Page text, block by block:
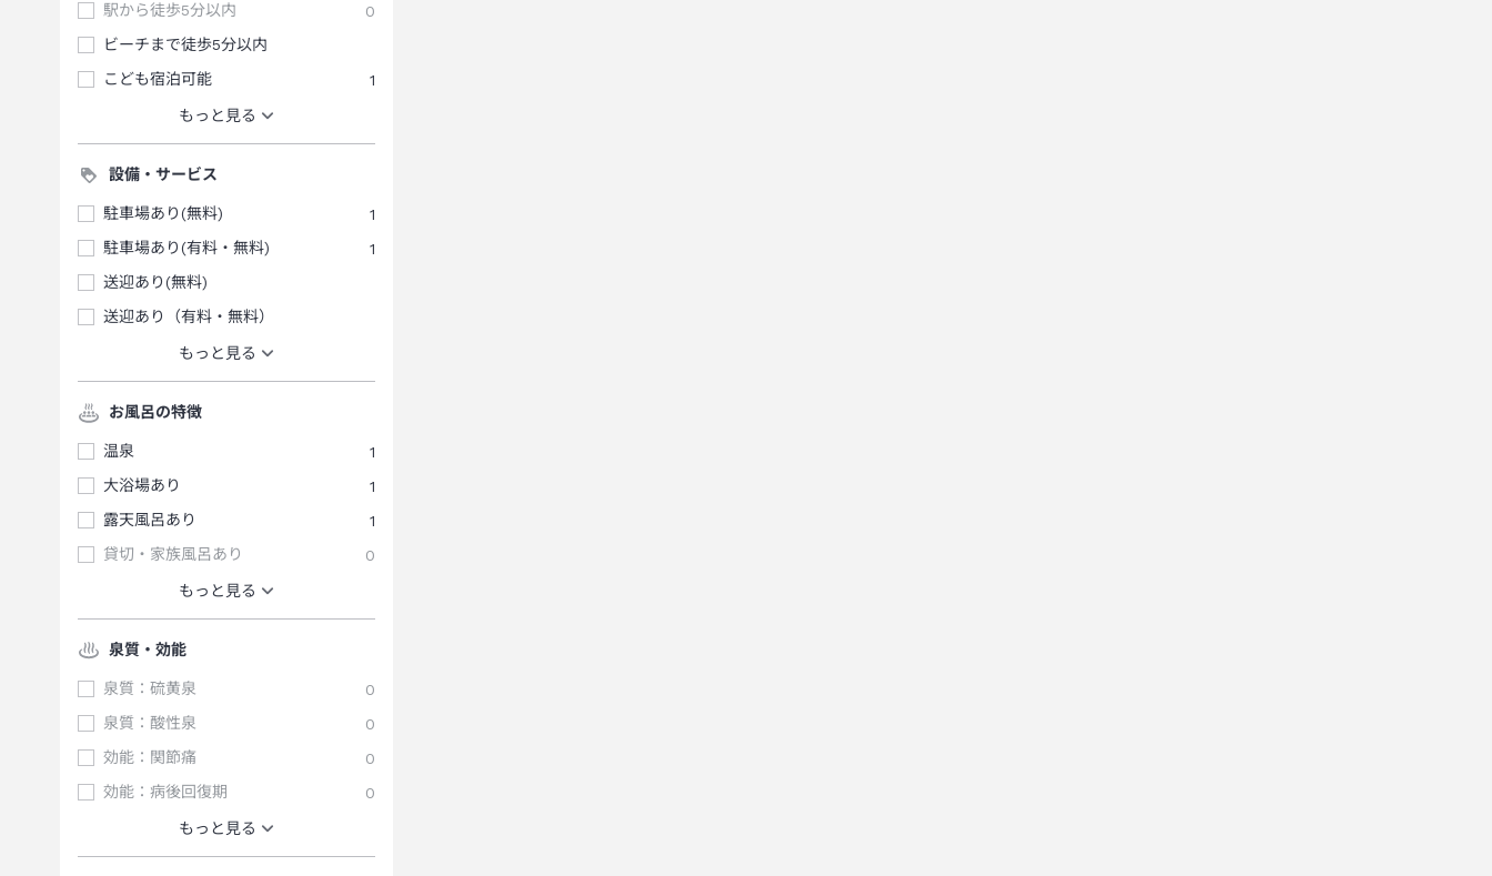
駅から徒歩5分以内
0
ビーチまで徒歩5分以内
こども宿泊可能
1
もっと見る
設備・サービス
駐車場あり(無料)
1
駐車場あり(有料・無料)
1
送迎あり(無料)
送迎あり（有料・無料）
もっと見る
お風呂の特徴
温泉
1
大浴場あり
1
露天風呂あり
1
貸切・家族風呂あり
0
もっと見る
泉質・効能
泉質：硫黄泉
0
泉質：酸性泉
0
効能：関節痛
0
効能：病後回復期
0
もっと見る